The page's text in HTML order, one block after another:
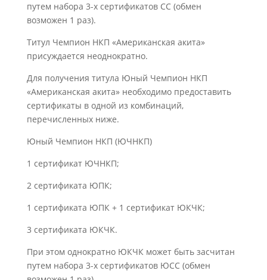
путем набора 3-х сертификатов СС (обмен
возможен 1 раз).
Титул Чемпион НКП «Американская акита»
присуждается неоднократно.
Для получения титула Юный Чемпион НКП
«Американская акита» необходимо предоставить
сертификаты в одной из комбинаций,
перечисленных ниже.
Юный Чемпион НКП (ЮЧНКП)
1 сертификат ЮЧНКП;
2 сертификата ЮПК;
1 сертификата ЮПК + 1 сертификат ЮКЧК;
3 сертификата ЮКЧК.
При этом однократно ЮКЧК может быть засчитан
путем набора 3-х сертификатов ЮСС (обмен